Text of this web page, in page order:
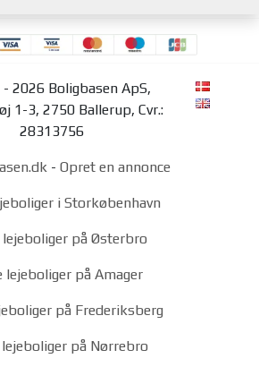
2026 Boligbasen ApS,
1-3, 2750 Ballerup, Cvr.:
28313756
- Opret en annonce
i Storkøbenhavn
lejeboliger på Østerbro
lejeboliger på Amager
på Frederiksberg
lejeboliger på Nørrebro